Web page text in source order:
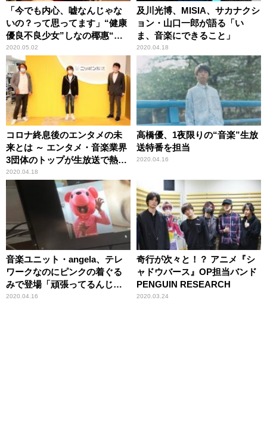
「今でも内心、嘘なんじゃな
いの？って思ってます」“健康
優良不良少女”しなの椰惠“オ
ールナイトニッポン”初登場！
2020.05.02
及川光博、MISIA、サカナクシ
ョン・山口一郎が語る「い
ま、音楽にできること」
2020.04.18
コロナ終息後のエンタメの未
来とは ～ エンタメ・音楽業界
3団体のトップが生放送で熱く
語った3時間
2020.04.18
高橋優、1夜限りの“音楽”生放
送特番を担当
2020.04.16
音楽ユニット・angela、テレ
ワークなのにピンクの着ぐる
みで登場「頑張ってるんじゃ
ないんです」
2020.04.16
奇行が次々と！？ アニメ『シ
ャドウバース』OP担当バンド
PENGUIN RESEARCH
2020.03.24